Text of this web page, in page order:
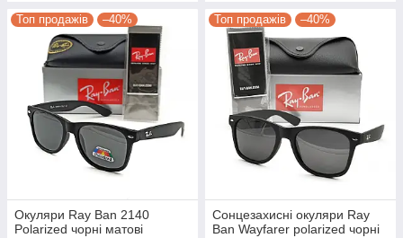
Топ продажів –40%
Окуляри Ray Ban 2140
Polarized чорні матові
Топ продажів –40%
Сонцезахисні окуляри Ray
Ban Wayfarer polarized чорні